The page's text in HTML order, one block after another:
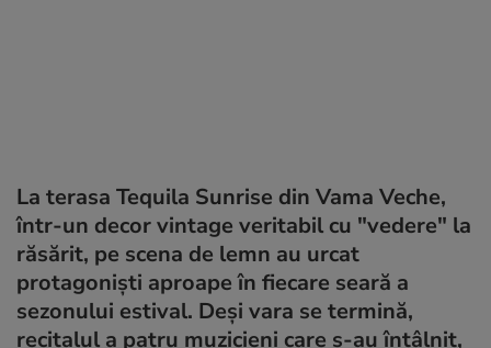
La terasa Tequila Sunrise din Vama Veche,
într-un decor vintage veritabil cu "vedere" la
răsărit, pe scena de lemn au urcat
protagonişti aproape în fiecare seară a
sezonului estival. Deşi vara se termină,
recitalul a patru muzicieni care s-au întâlnit,